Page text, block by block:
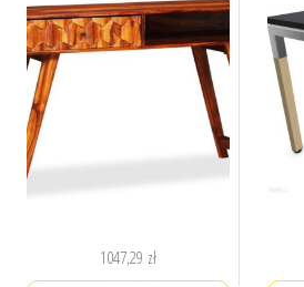
1047,29 zł